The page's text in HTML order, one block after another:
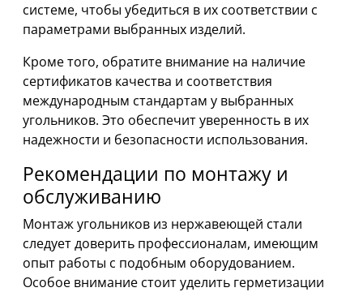
системе, чтобы убедиться в их соответствии с
параметрами выбранных изделий.
Кроме того, обратите внимание на наличие
сертификатов качества и соответствия
международным стандартам у выбранных
угольников. Это обеспечит уверенность в их
надежности и безопасности использования.
Рекомендации по монтажу и
обслуживанию
Монтаж угольников из нержавеющей стали
следует доверить профессионалам, имеющим
опыт работы с подобным оборудованием.
Особое внимание стоит уделить герметизации